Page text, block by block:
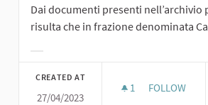
Dai documenti presenti nell’archivio
risulta che in frazione denominata
CREATED AT
27/04/2023
1 1 FOLLOWER
FOLLOW